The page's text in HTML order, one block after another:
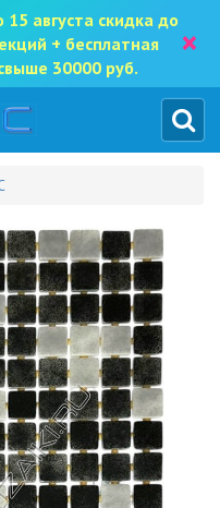
15 августа скидка до
+ бесплатная
30000 руб.
×